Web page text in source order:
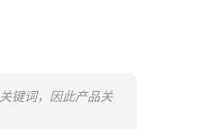
键词，因此产品关